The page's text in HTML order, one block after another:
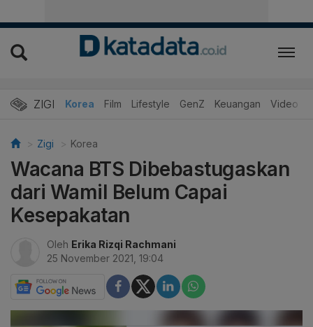
ZIGI
Hits Korea Film Lifestyle GenZ Keuangan Video
Zigi Korea
Wacana BTS Dibebastugaskan
dari Wamil Belum Capai
Kesepakatan
Oleh Erika Rizqi Rachmani
25 November 2021, 19:04